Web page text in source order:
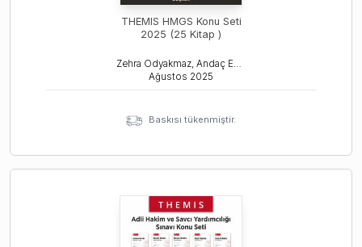
THEMIS HMGS Konu Seti
2025 (25 Kitap )
Zehra Odyakmaz, Andaç Esemen, Deniz Bayeren
Ağustos 2025
Baskısı tükenmiştir.